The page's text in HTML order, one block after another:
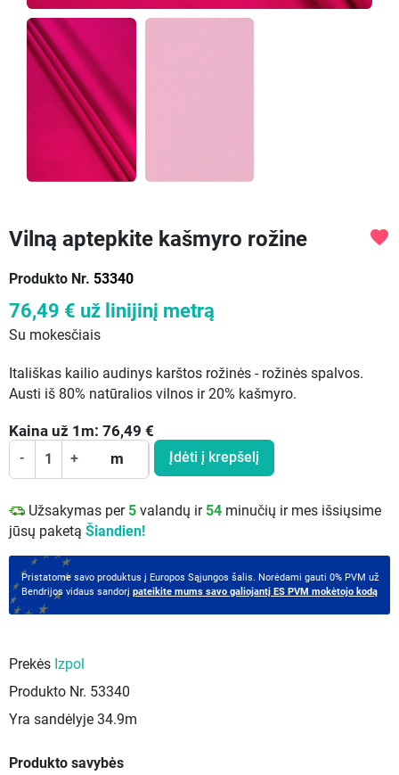
Vilną aptepkite kašmyro rožine
Produkto Nr. 53340
favorite
76,49 € už linijinį metrą
Su mokesčiais
Itališkas kailio audinys karštos rožinės - rožinės spalvos.
Austi iš 80% natūralios vilnos ir 20% kašmyro.
Kaina už 1 m: 76,49 €
- + m Įdėti į krepšelį
Užsakymas per 5 valandų ir 54 minučių ir mes išsiųsime
jūsų paketą Šiandien!
Pristatome savo produktus į Europos Sąjungos šalis. Norėdami gauti 0% PVM už
Bendrijos vidaus sandorį pateikite mums savo galiojantį ES PVM mokėtojo kodą
Prekės Izpol
Produkto Nr. 53340
Yra sandėlyje 34.9m
Produkto savybės